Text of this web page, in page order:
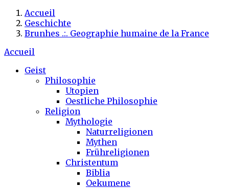
Accueil
Geschichte
Brunhes .:. Geographie humaine de la France
Accueil
Geist
Philosophie
Utopien
Oestliche Philosophie
Religion
Mythologie
Naturreligionen
Mythen
Frühreligionen
Christentum
Biblia
Oekumene